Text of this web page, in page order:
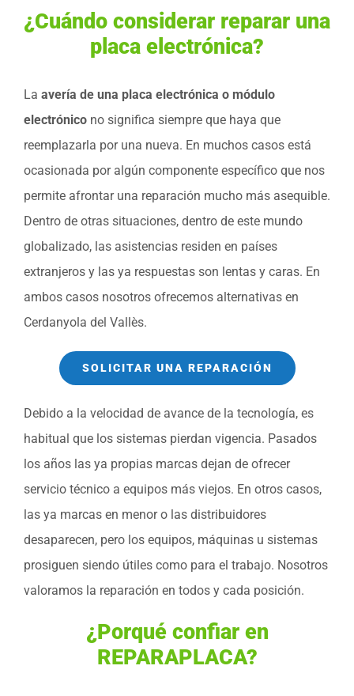
¿Cuándo considerar reparar una
placa electrónica?
La avería de una placa electrónica o módulo
electrónico no significa siempre que haya que
reemplazarla por una nueva. En muchos casos está
ocasionada por algún componente específico que nos
permite afrontar una reparación mucho más asequible.
Dentro de otras situaciones, dentro de este mundo
globalizado, las asistencias residen en países
extranjeros y las ya respuestas son lentas y caras. En
ambos casos nosotros ofrecemos alternativas en
Cerdanyola del Vallès.
SOLICITAR UNA REPARACIÓN
Debido a la velocidad de avance de la tecnología, es
habitual que los sistemas pierdan vigencia. Pasados
los años las ya propias marcas dejan de ofrecer
servicio técnico a equipos más viejos. En otros casos,
las ya marcas en menor o las distribuidores
desaparecen, pero los equipos, máquinas u sistemas
prosiguen siendo útiles como para el trabajo. Nosotros
valoramos la reparación en todos y cada posición.
¿Porqué confiar en
REPARAPLACA?